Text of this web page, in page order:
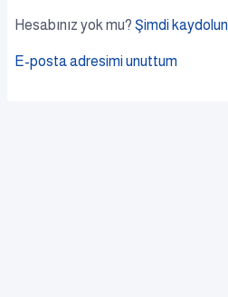
Hesabınız yok mu? Şimdi kaydolun
E-posta adresimi unuttum